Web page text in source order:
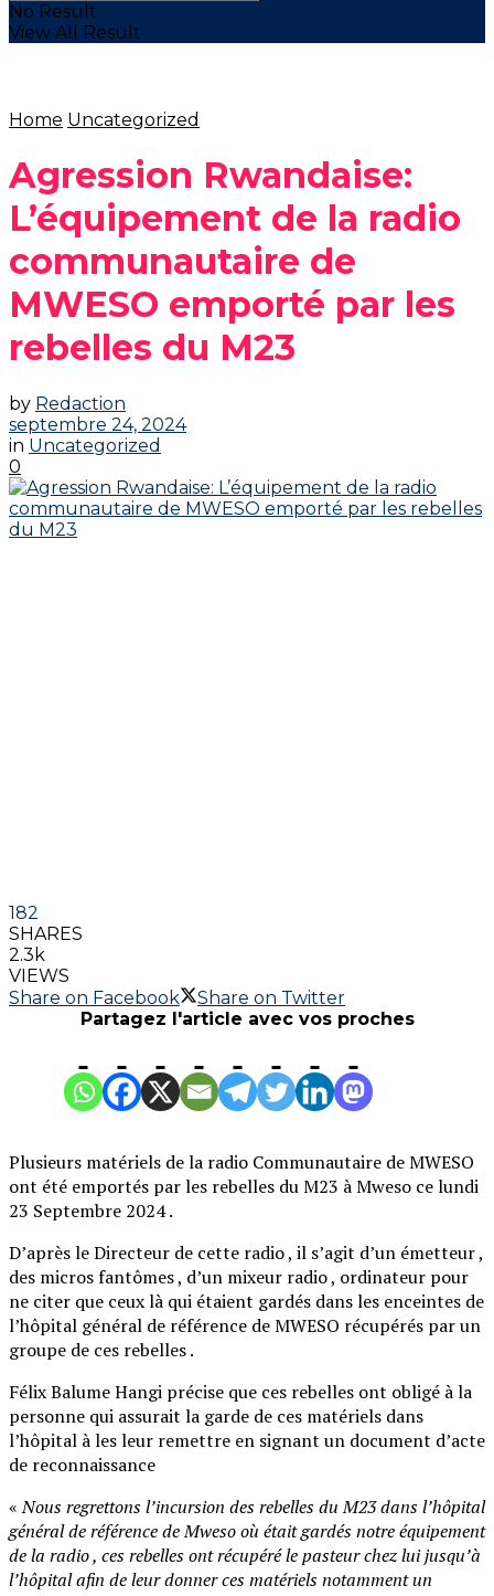
No Result
View All Result
Home Uncategorized
Agression Rwandaise:
L’équipement de la radio
communautaire de
MWESO emporté par les
rebelles du M23
by Redaction
septembre 24, 2024
in Uncategorized
0
182
SHARES
2.3k
VIEWS
Share on Facebook
Share on Twitter
Partagez l'article avec vos proches
Plusieurs matériels de la radio Communautaire de MWESO
ont été emportés par les rebelles du M23 à Mweso ce lundi
23 Septembre 2024 .
D’après le Directeur de cette radio , il s’agit d’un émetteur ,
des micros fantômes , d’un mixeur radio , ordinateur pour
ne citer que ceux là qui étaient gardés dans les enceintes de
l’hôpital général de référence de MWESO récupérés par un
groupe de ces rebelles .
Félix Balume Hangi précise que ces rebelles ont obligé à la
personne qui assurait la garde de ces matériels dans
l’hôpital à les leur remettre en signant un document d’acte
de reconnaissance
«Nous regrettons l’incursion des rebelles du M23 dans l’hôpital
général de référence de Mweso où était gardés notre équipement
de la radio , ces rebelles ont récupéré le pasteur chez lui jusqu’à
l’hôpital afin de leur donner ces matériels notamment un